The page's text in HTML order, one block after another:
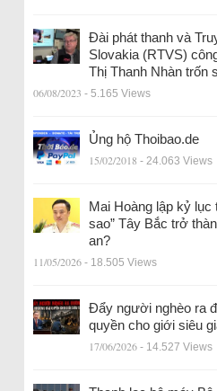
Đài phát thanh và
Slovakia (RTVS)
Thị Thanh Nhàn trốn
06/08/2023 - 5.165 Views
Ủng hộ Thoibao.de
15/02/2018 - 24.063 Views
Mai Hoàng lập kỷ lục
sao” Tây Bắc trở
an?
11/05/2026 - 18.505 Views
Đẩy người nghèo ra
quyền cho giới siêu
17/06/2026 - 14.527 Views